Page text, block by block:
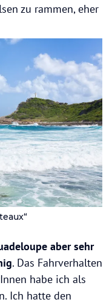
zu rammen, eher
aber sehr
. Das Fahrverhalten
habe ich als
Ich hatte den